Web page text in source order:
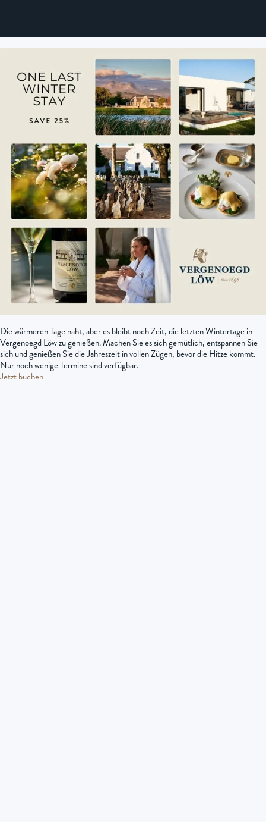
Die wärmeren Tage naht, aber es bleibt noch Zeit, die letzten Wintertage in
Vergenoegd Löw zu genießen. Machen Sie es sich gemütlich, entspannen Sie
sich und genießen Sie die Jahreszeit in vollen Zügen, bevor die Hitze kommt.
Nur noch wenige Termine sind verfügbar.
Jetzt buchen